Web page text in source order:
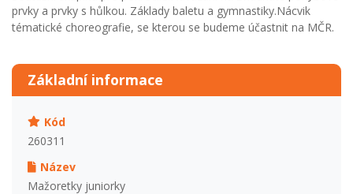
prvky a prvky s hůlkou. Základy baletu a gymnastiky.Nácvik
tématické choreografie, se kterou se budeme účastnit na MČR.
Základní informace
Kód
260311
Název
Mažoretky juniorky